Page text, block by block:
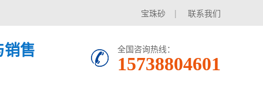
宝珠砂 | 联系我们
售 全国咨询热线：
15738804601